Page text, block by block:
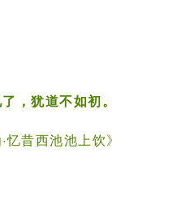
，犹道不如初。
忆昔西池池上饮》